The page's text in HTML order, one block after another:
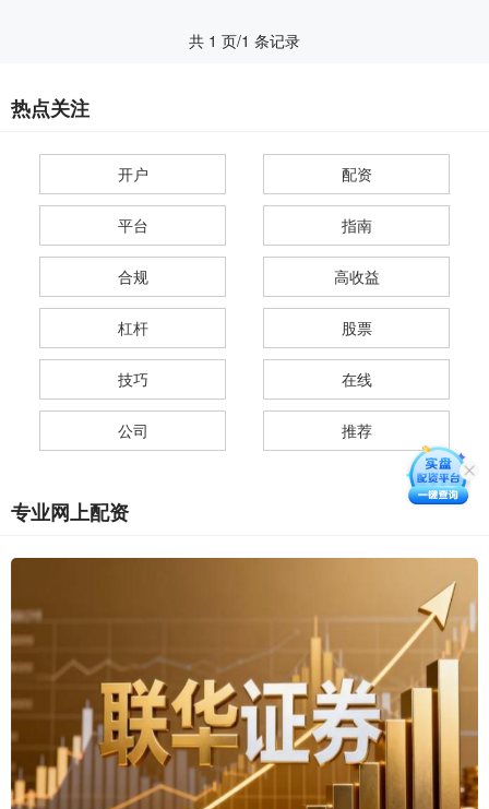
共 1 页/1 条记录
热点关注
开户 配资
平台 指南
合规 高收益
杠杆 股票
技巧 在线
公司 推荐
专业网上配资